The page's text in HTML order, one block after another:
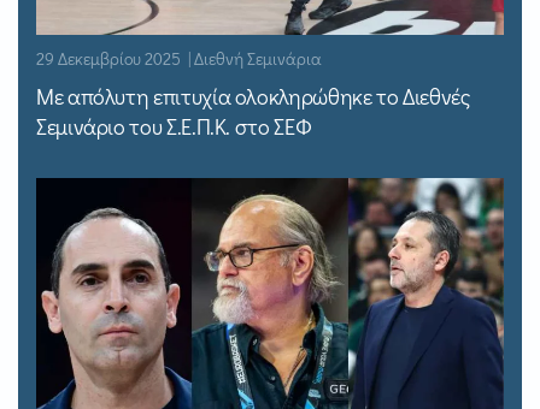
29 Δεκεμβρίου 2025 | Διεθνή Σεμινάρια
Με απόλυτη επιτυχία ολοκληρώθηκε το Διεθνές
Σεμινάριο του Σ.Ε.Π.Κ. στο ΣΕΦ